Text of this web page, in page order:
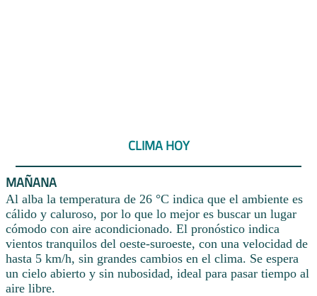
CLIMA HOY
MAÑANA
Al alba la temperatura de 26 °C indica que el ambiente es
cálido y caluroso, por lo que lo mejor es buscar un lugar
cómodo con aire acondicionado. El pronóstico indica
vientos tranquilos del oeste-suroeste, con una velocidad de
hasta 5 km/h, sin grandes cambios en el clima. Se espera
un cielo abierto y sin nubosidad, ideal para pasar tiempo al
aire libre.